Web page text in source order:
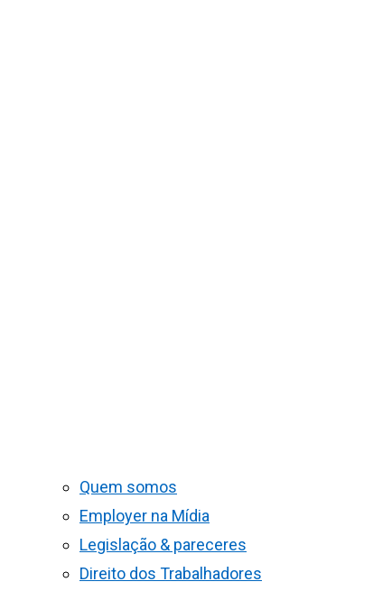
Quem somos
Employer na Mídia
Legislação & pareceres
Direito dos Trabalhadores